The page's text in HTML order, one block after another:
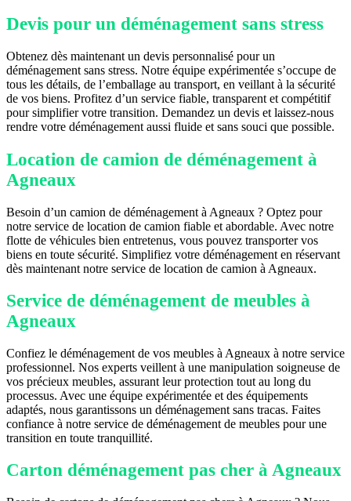
Devis pour un déménagement sans stress
Obtenez dès maintenant un devis personnalisé pour un
déménagement sans stress. Notre équipe expérimentée s’occupe de
tous les détails, de l’emballage au transport, en veillant à la sécurité
de vos biens. Profitez d’un service fiable, transparent et compétitif
pour simplifier votre transition. Demandez un devis et laissez-nous
rendre votre déménagement aussi fluide et sans souci que possible.
Location de camion de déménagement à
Agneaux
Besoin d’un camion de déménagement à Agneaux ? Optez pour
notre service de location de camion fiable et abordable. Avec notre
flotte de véhicules bien entretenus, vous pouvez transporter vos
biens en toute sécurité. Simplifiez votre déménagement en réservant
dès maintenant notre service de location de camion à Agneaux.
Service de déménagement de meubles à
Agneaux
Confiez le déménagement de vos meubles à Agneaux à notre service
professionnel. Nos experts veillent à une manipulation soigneuse de
vos précieux meubles, assurant leur protection tout au long du
processus. Avec une équipe expérimentée et des équipements
adaptés, nous garantissons un déménagement sans tracas. Faites
confiance à notre service de déménagement de meubles pour une
transition en toute tranquillité.
Carton déménagement pas cher à Agneaux